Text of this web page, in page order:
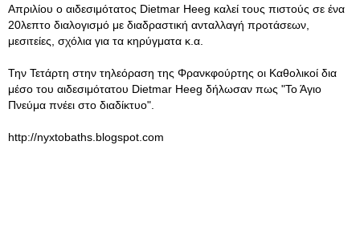
Απριλίου ο αιδεσιμότατος Dietmar Heeg καλεί τους πιστούς σε ένα
20λεπτο διαλογισμό με διαδραστική ανταλλαγή προτάσεων,
μεσιτείες, σχόλια για τα κηρύγματα κ.α.
Την Τετάρτη στην τηλεόραση της Φρανκφούρτης οι Καθολικοί δια
μέσο του αιδεσιμότατου Dietmar Heeg δήλωσαν πως "Το Άγιο
Πνεύμα πνέει στο διαδίκτυο".
http://nyxtobaths.blogspot.com